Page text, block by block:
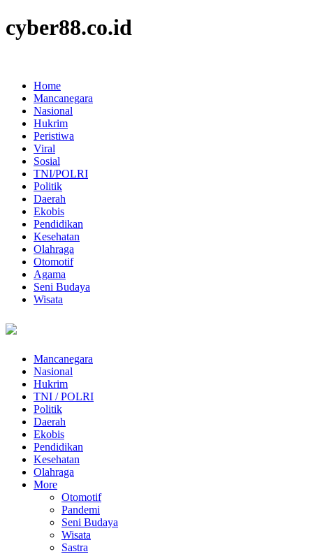
cyber88.co.id
Home
Mancanegara
Nasional
Hukrim
Peristiwa
Viral
Sosial
TNI/POLRI
Politik
Daerah
Ekobis
Pendidikan
Kesehatan
Olahraga
Otomotif
Agama
Seni Budaya
Wisata
Mancanegara
Nasional
Hukrim
TNI / POLRI
Politik
Daerah
Ekobis
Pendidikan
Kesehatan
Olahraga
More
Otomotif
Pandemi
Seni Budaya
Wisata
Sastra